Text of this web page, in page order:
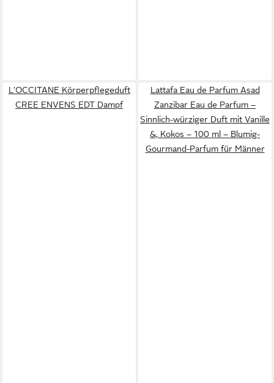
L'OCCITANE Körperpflegeduft
CREE ENVENS EDT Dampf
Lattafa Eau de Parfum Asad
Zanzibar Eau de Parfum –
Sinnlich-würziger Duft mit Vanille
&, Kokos – 100 ml – Blumig-
Gourmand-Parfum für Männer